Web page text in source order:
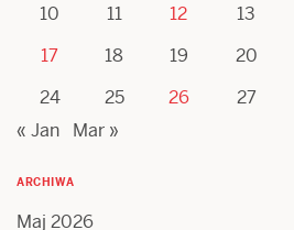
10
11 12 13
17
18 19 20
24
25 26 27
« Jan
Mar »
ARCHIWA
Maj 2026